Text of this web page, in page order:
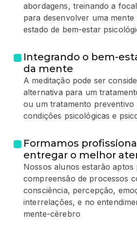
abordagens, treinando a
para desenvolver uma mente
estado de bem-estar
Integrando o bem-
da mente
A meditação pode ser
alternativa para um
ou um tratamento preventivo
condições psicológicas e
Formamos
entregar o melhor
Nossos alunos estarão aptos
compreensão de processos
consciência, percepção,
interrelações, e no
mente-cérebro